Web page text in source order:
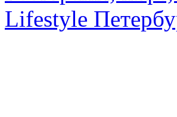
Lifestyle